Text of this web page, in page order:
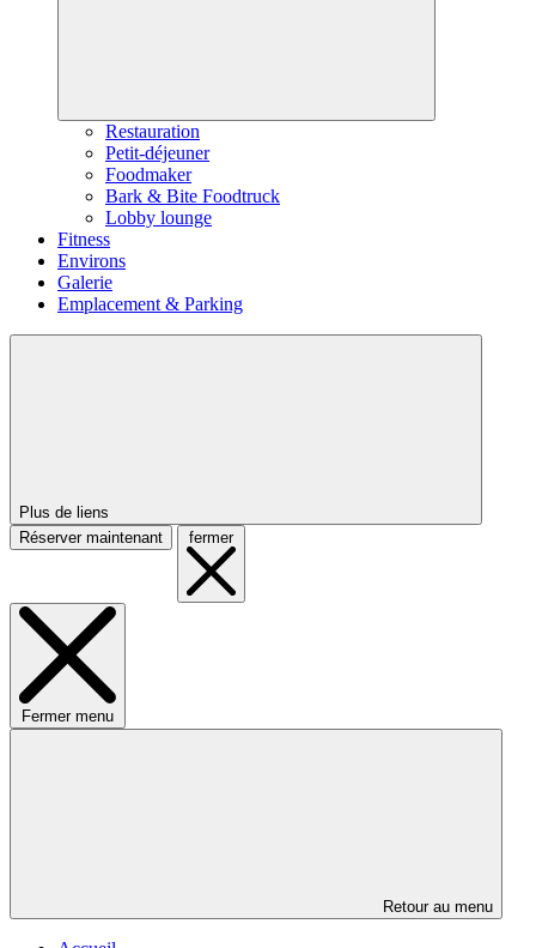
Restauration
Petit-déjeuner
Foodmaker
Bark & Bite Foodtruck
Lobby lounge
Fitness
Environs
Galerie
Emplacement & Parking
Plus de liens
Réserver maintenant
fermer
Fermer menu
Retour au menu